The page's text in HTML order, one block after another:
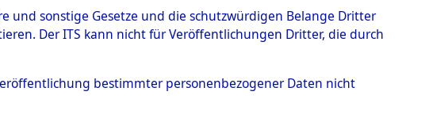
Niedersachsen
und sonstige Gesetze und die schutzwürdigen Belange Dritter
Der ITS kann nicht für Veröffentlichungen Dritter, die durch
bestimmter personenbezogener Daten nicht